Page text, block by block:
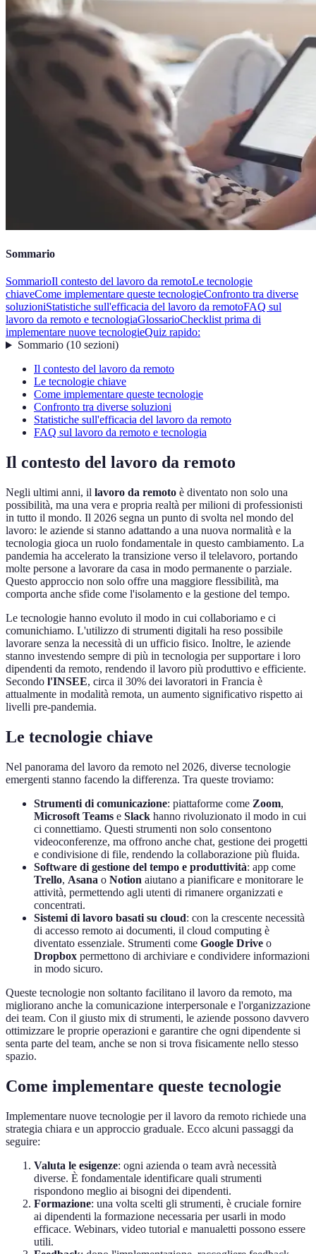
Sommario
SommarioIl contesto del lavoro da remotoLe tecnologie
chiaveCome implementare queste tecnologieConfronto tra diverse
soluzioniStatistiche sull'efficacia del lavoro da remotoFAQ sul
lavoro da remoto e tecnologiaGlossarioChecklist prima di
implementare nuove tecnologieQuiz rapido:
Sommario(10 sezioni)
Il contesto del lavoro da remoto
Le tecnologie chiave
Come implementare queste tecnologie
Confronto tra diverse soluzioni
Statistiche sull'efficacia del lavoro da remoto
FAQ sul lavoro da remoto e tecnologia
Il contesto del lavoro da remoto
Negli ultimi anni, il lavoro da remoto è diventato non solo una
possibilità, ma una vera e propria realtà per milioni di professionisti
in tutto il mondo. Il 2026 segna un punto di svolta nel mondo del
lavoro: le aziende si stanno adattando a una nuova normalità e la
tecnologia gioca un ruolo fondamentale in questo cambiamento. La
pandemia ha accelerato la transizione verso il telelavoro, portando
molte persone a lavorare da casa in modo permanente o parziale.
Questo approccio non solo offre una maggiore flessibilità, ma
comporta anche sfide come l'isolamento e la gestione del tempo.
Le tecnologie hanno evoluto il modo in cui collaboriamo e ci
comunichiamo. L'utilizzo di strumenti digitali ha reso possibile
lavorare senza la necessità di un ufficio fisico. Inoltre, le aziende
stanno investendo sempre di più in tecnologia per supportare i loro
dipendenti da remoto, rendendo il lavoro più produttivo e efficiente.
Secondo l'INSEE, circa il 30% dei lavoratori in Francia è
attualmente in modalità remota, un aumento significativo rispetto ai
livelli pre-pandemia.
Le tecnologie chiave
Nel panorama del lavoro da remoto nel 2026, diverse tecnologie
emergenti stanno facendo la differenza. Tra queste troviamo:
Strumenti di comunicazione: piattaforme come Zoom,
Microsoft Teams e Slack hanno rivoluzionato il modo in cui
ci connettiamo. Questi strumenti non solo consentono
videoconferenze, ma offrono anche chat, gestione dei progetti
e condivisione di file, rendendo la collaborazione più fluida.
Software di gestione del tempo e produttività: app come
Trello, Asana o Notion aiutano a pianificare e monitorare le
attività, permettendo agli utenti di rimanere organizzati e
concentrati.
Sistemi di lavoro basati su cloud: con la crescente necessità
di accesso remoto ai documenti, il cloud computing è
diventato essenziale. Strumenti come Google Drive o
Dropbox permettono di archiviare e condividere informazioni
in modo sicuro.
Queste tecnologie non soltanto facilitano il lavoro da remoto, ma
migliorano anche la comunicazione interpersonale e l'organizzazione
dei team. Con il giusto mix di strumenti, le aziende possono davvero
ottimizzare le proprie operazioni e garantire che ogni dipendente si
senta parte del team, anche se non si trova fisicamente nello stesso
spazio.
Come implementare queste tecnologie
Implementare nuove tecnologie per il lavoro da remoto richiede una
strategia chiara e un approccio graduale. Ecco alcuni passaggi da
seguire:
Valuta le esigenze: ogni azienda o team avrà necessità
diverse. È fondamentale identificare quali strumenti
rispondono meglio ai bisogni dei dipendenti.
Formazione: una volta scelti gli strumenti, è cruciale fornire
ai dipendenti la formazione necessaria per usarli in modo
efficace. Webinars, video tutorial e manualetti possono essere
utili.